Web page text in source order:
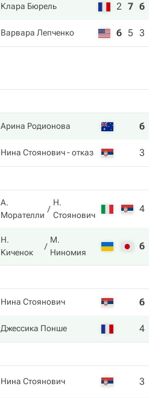
Клара Бюрель 2 7 6
Варвара Лепченко 6 5 3
Арина Родионова 6
Нина Стоянович- отказ 3
А.
Морателли
Н.
Стоянович
4
Н.
Киченок
М.
Ниномия
6
Нина Стоянович 6
Джессика Понше 4
Нина Стоянович 3